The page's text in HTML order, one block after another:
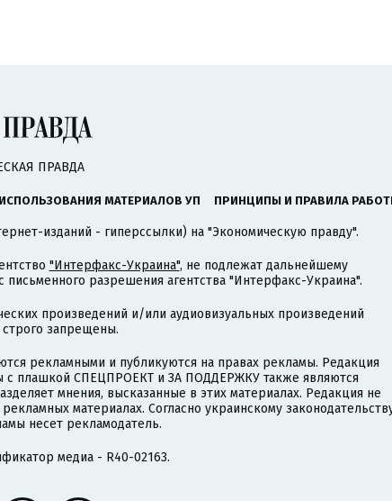
ПРАВДА
МАТЕРИАЛОВ УП ПРИНЦИПЫ И ПРАВИЛА
изданий - гиперссылки) на "Экономическую правду".
"Интерфакс-Украина", не подлежат дальнейшему
разрешения агентства "Интерфакс-Украина".
произведений и/или аудиовизуальных произведений
запрещены.
рекламными и публикуются на правах рекламы. Редакция
с плашкой СПЕЦПРОЕКТ и ЗА ПОДДЕРЖКУ также являются
мнения, высказанные в этих материалах. Редакция не
материалах. Согласно украинскому
несет рекламодатель.
медиа - R40-02163.